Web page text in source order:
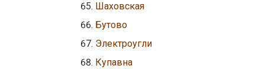
Шаховская
Бутово
Электроугли
Купавна